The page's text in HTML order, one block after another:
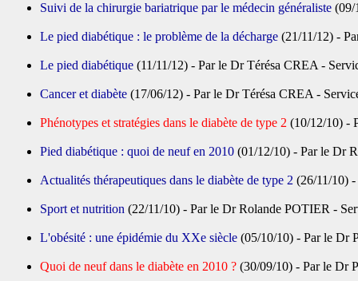
Suivi de la chirurgie bariatrique par le médecin généraliste (09/
Le pied diabétique : le problème de la décharge (21/11/12) -
Le pied diabétique (11/11/12) - Par le Dr Térésa CREA -
Canceret diabète (17/06/12) - Par le Dr Térésa CREA -
Phénotypes et stratégies dans le diabète de type 2 (10/12/10) -
Pied diabétique : quoi de neuf en 2010 (01/12/10) - Par le Dr
Actualités thérapeutiques dans le diabète de type 2 (26/11/10)
Sport et nutrition (22/11/10) - Par le Dr Rolande POTIER -
L'obésité : une épidémie du XXe siècle (05/10/10) - Par le Dr
Quoi de neuf dans le diabète en 2010 ? (30/09/10) - Par le Dr